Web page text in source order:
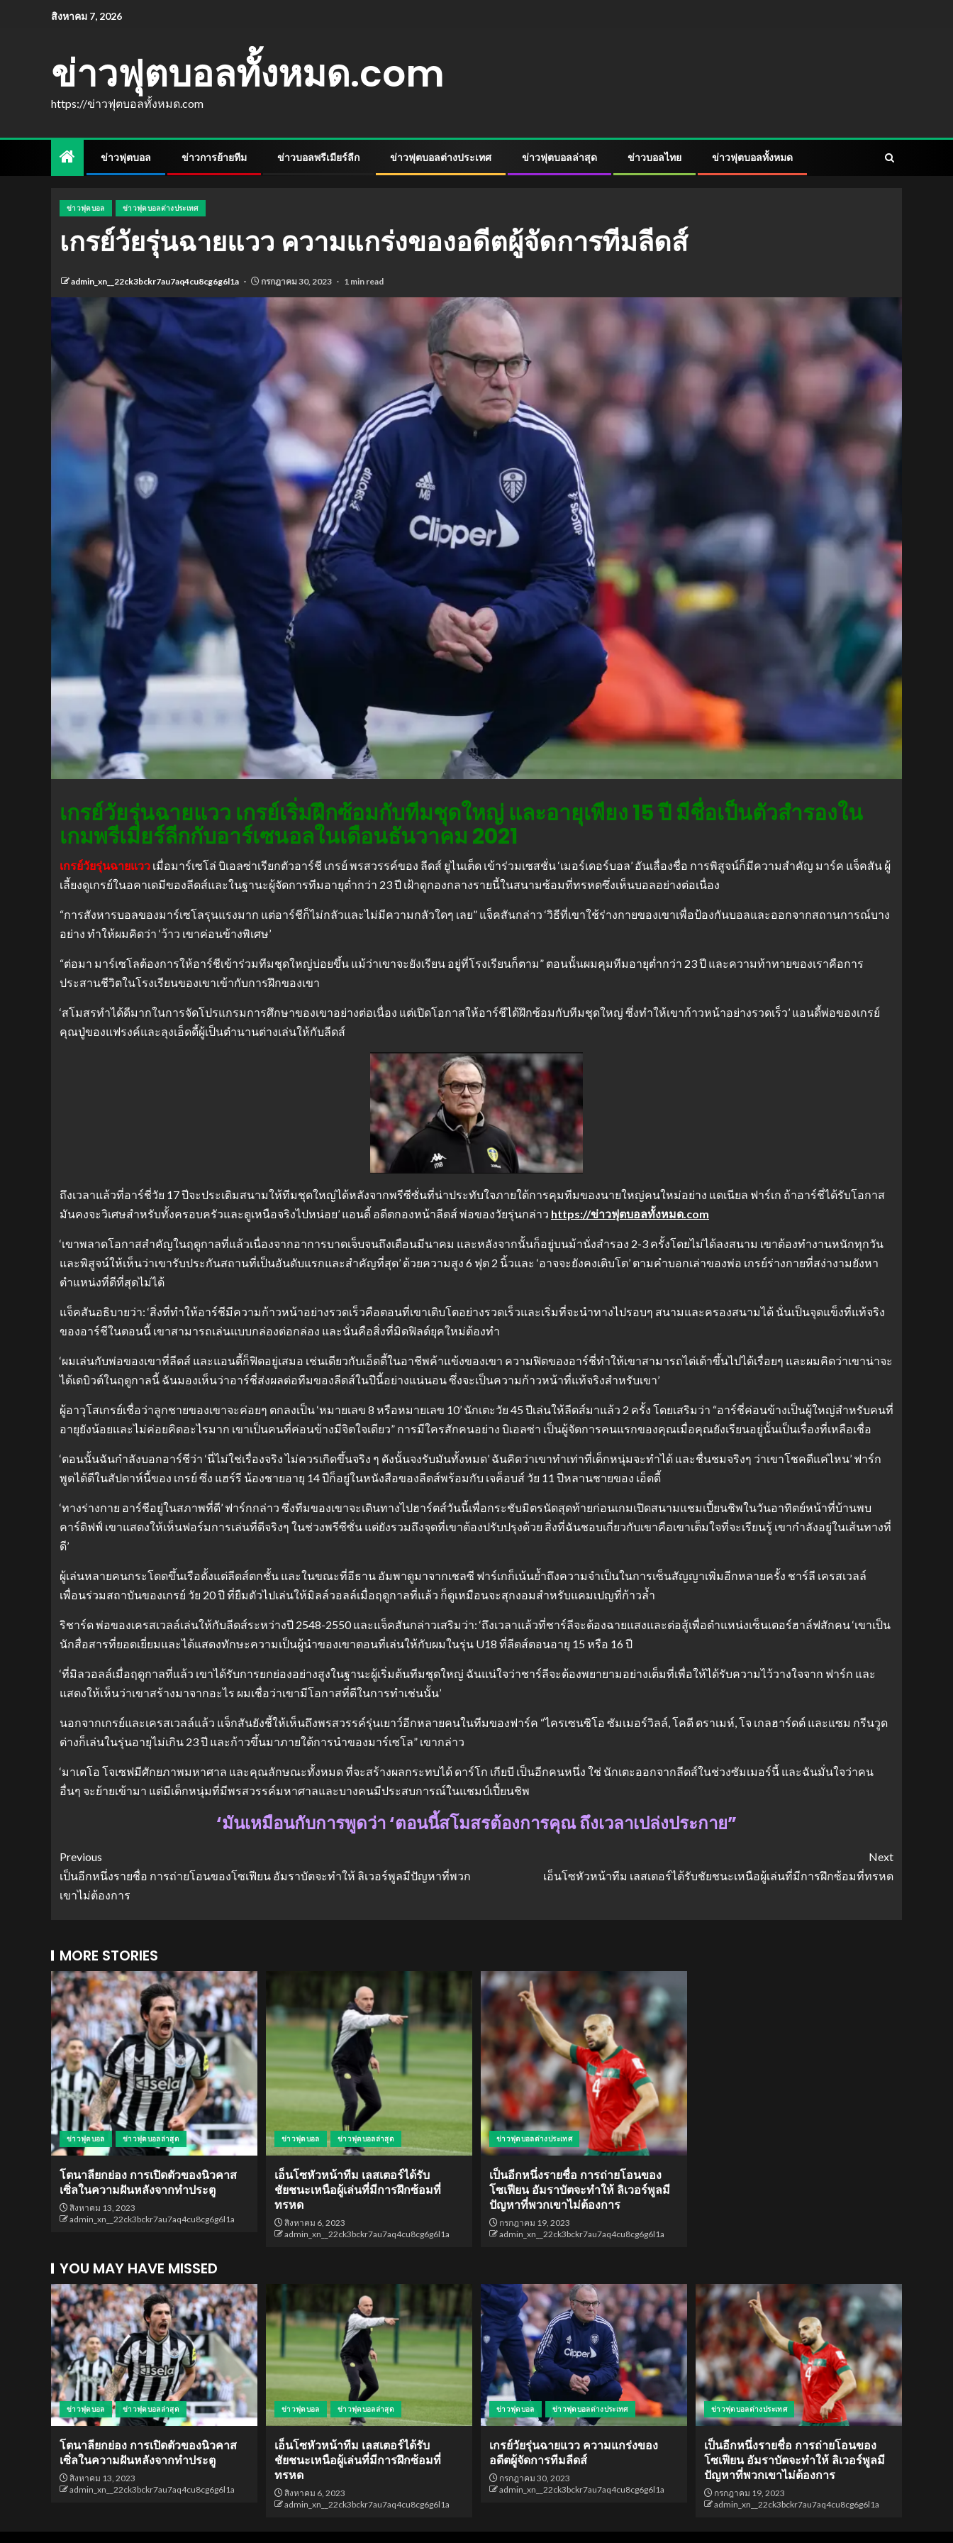
สิงหาคม 7, 2026
ข่าวฟุตบอลทั้งหมด.com
https://ข่าวฟุตบอลทั้งหมด.com
ข่าวฟุตบอล ข่าวการย้ายทีม ข่าวบอลพรีเมียร์ลีก ข่าวฟุตบอลต่างประเทศ ข่าวฟุตบอลล่าสุด ข่าวบอลไทย ข่าวฟุตบอลทั้งหมด
ข่าวฟุตบอล ข่าวฟุตบอลต่างประเทศ
เกรย์วัยรุ่นฉายแวว ความแกร่งของอดีตผู้จัดการทีมลีดส์
admin_xn__22ck3bckr7au7aq4cu8cg6g6l1a กรกฎาคม 30, 2023 1 min read
เกรย์วัยรุ่นฉายแวว เกรย์เริ่มฝึกซ้อมกับทีมชุดใหญ่ และอายุเพียง 15 ปี มีชื่อเป็นตัวสำรองใน
เกมพรีเมียร์ลีกกับอาร์เซนอลในเดือนธันวาคม 2021
เกรย์วัยรุ่นฉายแวว เมื่อมาร์เซโล่ บิเอลซ่าเรียกตัวอาร์ชี เกรย์ พรสวรรค์ของ ลีดส์ ยูไนเต็ด เข้าร่วมเซสชั่น ‘เมอร์เดอร์บอล’ อันเลื่องชื่อ การพิสูจน์ก็มีความสำคัญ มาร์ค แจ็คสัน ผู้
เลี้ยงดูเกรย์ในอคาเดมีของลีดส์และในฐานะผู้จัดการทีมอายุต่ำกว่า 23 ปี เฝ้าดูกองกลางรายนี้ในสนามซ้อมที่ทรหดซึ่งเห็นบอลอย่างต่อเนื่อง
“การสังหารบอลของมาร์เซโลรุนแรงมาก แต่อาร์ชีก็ไม่กลัวและไม่มีความกลัวใดๆ เลย” แจ็คสันกล่าว ‘วิธีที่เขาใช้ร่างกายของเขาเพื่อป้องกันบอลและออกจากสถานการณ์บาง
อย่าง ทำให้ผมคิดว่า ‘ว้าว เขาค่อนข้างพิเศษ’
“ต่อมา มาร์เซโลต้องการให้อาร์ชีเข้าร่วมทีมชุดใหญ่บ่อยขึ้น แม้ว่าเขาจะยังเรียน อยู่ที่โรงเรียนก็ตาม” ตอนนั้นผมคุมทีมอายุต่ำกว่า 23 ปี และความท้าทายของเราคือการ
ประสานชีวิตในโรงเรียนของเขาเข้ากับการฝึกของเขา
‘สโมสรทำได้ดีมากในการจัดโปรแกรมการศึกษาของเขาอย่างต่อเนื่อง แต่เปิดโอกาสให้อาร์ชีได้ฝึกซ้อมกับทีมชุดใหญ่ ซึ่งทำให้เขาก้าวหน้าอย่างรวดเร็ว’ แอนดี้พ่อของเกรย์
คุณปู่ของแฟรงค์และลุงเอ็ดดี้ผู้เป็นตำนานต่างเล่นให้กับลีดส์
ถึงเวลาแล้วที่อาร์ชี่วัย 17 ปีจะประเดิมสนามให้ทีมชุดใหญ่ได้หลังจากพรีซีซั่นที่น่าประทับใจภายใต้การคุมทีมของนายใหญ่คนใหม่อย่าง แดเนียล ฟาร์เก ถ้าอาร์ชี่ได้รับโอกาส
มันคงจะวิเศษสำหรับทั้งครอบครัวและดูเหนือจริงไปหน่อย’ แอนดี้ อดีตกองหน้าลีดส์ พ่อของวัยรุ่นกล่าว https://ข่าวฟุตบอลทั้งหมด.com
‘เขาพลาดโอกาสสำคัญในฤดูกาลที่แล้วเนื่องจากอาการบาดเจ็บจนถึงเดือนมีนาคม และหลังจากนั้นก็อยู่บนม้านั่งสำรอง 2-3 ครั้งโดยไม่ได้ลงสนาม เขาต้องทำงานหนักทุกวัน
และพิสูจน์ให้เห็นว่าเขารับประกันสถานที่เป็นอันดับแรกและสำคัญที่สุด’ ด้วยความสูง 6 ฟุต 2 นิ้วและ ‘อาจจะยังคงเติบโต’ ตามคำบอกเล่าของพ่อ เกรย์ร่างกายที่สง่างามยังหา
ตำแหน่งที่ดีที่สุดไม่ได้
แจ็คสันอธิบายว่า: ‘สิ่งที่ทำให้อาร์ชีมีความก้าวหน้าอย่างรวดเร็วคือตอนที่เขาเติบโตอย่างรวดเร็วและเริ่มที่จะนำทางไปรอบๆ สนามและครองสนามได้ นั่นเป็นจุดแข็งที่แท้จริง
ของอาร์ชีในตอนนี้ เขาสามารถเล่นแบบกล่องต่อกล่อง และนั่นคือสิ่งที่มิดฟิลด์ยุคใหม่ต้องทำ
‘ผมเล่นกับพ่อของเขาที่ลีดส์ และแอนดี้ก็ฟิตอยู่เสมอ เช่นเดียวกับเอ็ดดี้ในอาชีพค้าแข้งของเขา ความฟิตของอาร์ชี่ทำให้เขาสามารถไต่เต้าขึ้นไปได้เรื่อยๆ และผมคิดว่าเขาน่าจะ
ได้เดบิวต์ในฤดูกาลนี้ ฉันมองเห็นว่าอาร์ชี่ส่งผลต่อทีมของลีดส์ในปีนี้อย่างแน่นอน ซึ่งจะเป็นความก้าวหน้าที่แท้จริงสำหรับเขา’
ผู้อาวุโสเกรย์เชื่อว่าลูกชายของเขาจะค่อยๆ ตกลงเป็น ‘หมายเลข 8 หรือหมายเลข 10’ นักเตะวัย 45 ปีเล่นให้ลีดส์มาแล้ว 2 ครั้ง โดยเสริมว่า “อาร์ชี่ค่อนข้างเป็นผู้ใหญ่สำหรับคนที่
อายุยังน้อยและไม่ค่อยคิดอะไรมาก เขาเป็นคนที่ค่อนข้างมีจิตใจเดียว” การมีใครสักคนอย่าง บิเอลซ่า เป็นผู้จัดการคนแรกของคุณเมื่อคุณยังเรียนอยู่นั้นเป็นเรื่องที่เหลือเชื่อ
‘ตอนนั้นฉันกำลังบอกอาร์ชีว่า ‘นี่ไม่ใช่เรื่องจริง ไม่ควรเกิดขึ้นจริง ๆ ดังนั้นจงรับมันทั้งหมด’ ฉันคิดว่าเขาทำเท่าที่เด็กหนุ่มจะทำได้ และชื่นชมจริงๆ ว่าเขาโชคดีแค่ไหน’ ฟาร์ก
พูดได้ดีในสัปดาห์นี้ของ เกรย์ ซึ่ง แฮร์รี น้องชายอายุ 14 ปีก็อยู่ในหนังสือของลีดส์พร้อมกับ เจค็อบส์ วัย 11 ปีหลานชายของ เอ็ดดี้
‘ทางร่างกาย อาร์ชีอยู่ในสภาพที่ดี’ ฟาร์กกล่าว ซึ่งทีมของเขาจะเดินทางไปฮาร์ตส์วันนี้เพื่อกระชับมิตรนัดสุดท้ายก่อนเกมเปิดสนามแชมเปี้ยนชิพในวันอาทิตย์หน้าที่บ้านพบ
คาร์ดิฟฟ์ เขาแสดงให้เห็นฟอร์มการเล่นที่ดีจริงๆ ในช่วงพรีซีซั่น แต่ยังรวมถึงจุดที่เขาต้องปรับปรุงด้วย สิ่งที่ฉันชอบเกี่ยวกับเขาคือเขาเต็มใจที่จะเรียนรู้ เขากำลังอยู่ในเส้นทางที่
ดี’
ผู้เล่นหลายคนกระโดดขึ้นเรือตั้งแต่ลีดส์ตกชั้น และในขณะที่อีธาน อัมพาดูมาจากเชลซี ฟาร์เกก็เน้นย้ำถึงความจำเป็นในการเซ็นสัญญาเพิ่มอีกหลายครั้ง ชาร์ลี เครสเวลล์
เพื่อนร่วมสถาบันของเกรย์ วัย 20 ปี ที่ยืมตัวไปเล่นให้มิลล์วอลล์เมื่อฤดูกาลที่แล้ว ก็ดูเหมือนจะสุกงอมสำหรับแคมเปญที่ก้าวล้ำ
ริชาร์ด พ่อของเครสเวลล์เล่นให้กับลีดส์ระหว่างปี 2548-2550 และแจ็คสันกล่าวเสริมว่า: ‘ถึงเวลาแล้วที่ชาร์ลีจะต้องฉายแสงและต่อสู้เพื่อตำแหน่งเซ็นเตอร์ฮาล์ฟสักคน ‘เขาเป็น
นักสื่อสารที่ยอดเยี่ยมและได้แสดงทักษะความเป็นผู้นำของเขาตอนที่เล่นให้กับผมในรุ่น U18 ที่ลีดส์ตอนอายุ 15 หรือ 16 ปี
‘ที่มิลวอลล์เมื่อฤดูกาลที่แล้ว เขาได้รับการยกย่องอย่างสูงในฐานะผู้เริ่มต้นทีมชุดใหญ่ ฉันแน่ใจว่าชาร์ลีจะต้องพยายามอย่างเต็มที่เพื่อให้ได้รับความไว้วางใจจาก ฟาร์ก และ
แสดงให้เห็นว่าเขาสร้างมาจากอะไร ผมเชื่อว่าเขามีโอกาสที่ดีในการทำเช่นนั้น’
นอกจากเกรย์และเครสเวลล์แล้ว แจ็กสันยังชี้ให้เห็นถึงพรสวรรค์รุ่นเยาว์อีกหลายคนในทีมของฟาร์ค “ไครเซนซิโอ ซัมเมอร์วิลล์, โคดี ดราเมห์, โจ เกลฮาร์ดต์ และแซม กรีนวูด
ต่างก็เล่นในรุ่นอายุไม่เกิน 23 ปี และก้าวขึ้นมาภายใต้การนำของมาร์เซโล” เขากล่าว
‘มาเตโอ โจเซฟมีศักยภาพมหาศาล และคุณลักษณะทั้งหมด ที่จะสร้างผลกระทบได้ ดาร์โก เกียบี เป็นอีกคนหนึ่ง ใช่ นักเตะออกจากลีดส์ในช่วงซัมเมอร์นี้ และฉันมั่นใจว่าคน
อื่นๆ จะย้ายเข้ามา แต่มีเด็กหนุ่มที่มีพรสวรรค์มหาศาลและบางคนมีประสบการณ์ในแชมป์เปี้ยนชิพ
‘มันเหมือนกับการพูดว่า ‘ตอนนี้สโมสรต้องการคุณ ถึงเวลาเปล่งประกาย”
Previous
เป็นอีกหนึ่งรายชื่อ การถ่ายโอนของโซเฟียน อัมราบัตจะทำให้ ลิเวอร์พูลมีปัญหาที่พวก
เขาไม่ต้องการ
Next
เอ็นโซหัวหน้าทีม เลสเตอร์ได้รับชัยชนะเหนือผู้เล่นที่มีการฝึกซ้อมที่ทรหด
MORE STORIES
ข่าวฟุตบอล ข่าวฟุตบอลล่าสุด
โตนาลียกย่อง การเปิดตัวของนิวคาส
เซิ่ลในความฝันหลังจากทำประตู
สิงหาคม 13, 2023
admin_xn__22ck3bckr7au7aq4cu8cg6g6l1a
ข่าวฟุตบอล ข่าวฟุตบอลล่าสุด
เอ็นโซหัวหน้าทีม เลสเตอร์ได้รับ
ชัยชนะเหนือผู้เล่นที่มีการฝึกซ้อมที่
ทรหด
สิงหาคม 6, 2023
admin_xn__22ck3bckr7au7aq4cu8cg6g6l1a
ข่าวฟุตบอลต่างประเทศ
เป็นอีกหนึ่งรายชื่อ การถ่ายโอนของ
โซเฟียน อัมราบัตจะทำให้ ลิเวอร์พูลมี
ปัญหาที่พวกเขาไม่ต้องการ
กรกฎาคม 19, 2023
admin_xn__22ck3bckr7au7aq4cu8cg6g6l1a
YOU MAY HAVE MISSED
ข่าวฟุตบอล ข่าวฟุตบอลล่าสุด
โตนาลียกย่อง การเปิดตัวของนิวคาส
เซิ่ลในความฝันหลังจากทำประตู
สิงหาคม 13, 2023
admin_xn__22ck3bckr7au7aq4cu8cg6g6l1a
ข่าวฟุตบอล ข่าวฟุตบอลล่าสุด
เอ็นโซหัวหน้าทีม เลสเตอร์ได้รับ
ชัยชนะเหนือผู้เล่นที่มีการฝึกซ้อมที่
ทรหด
สิงหาคม 6, 2023
admin_xn__22ck3bckr7au7aq4cu8cg6g6l1a
ข่าวฟุตบอล ข่าวฟุตบอลต่างประเทศ
เกรย์วัยรุ่นฉายแวว ความแกร่งของ
อดีตผู้จัดการทีมลีดส์
กรกฎาคม 30, 2023
admin_xn__22ck3bckr7au7aq4cu8cg6g6l1a
ข่าวฟุตบอลต่างประเทศ
เป็นอีกหนึ่งรายชื่อ การถ่ายโอนของ
โซเฟียน อัมราบัตจะทำให้ ลิเวอร์พูลมี
ปัญหาที่พวกเขาไม่ต้องการ
กรกฎาคม 19, 2023
admin_xn__22ck3bckr7au7aq4cu8cg6g6l1a